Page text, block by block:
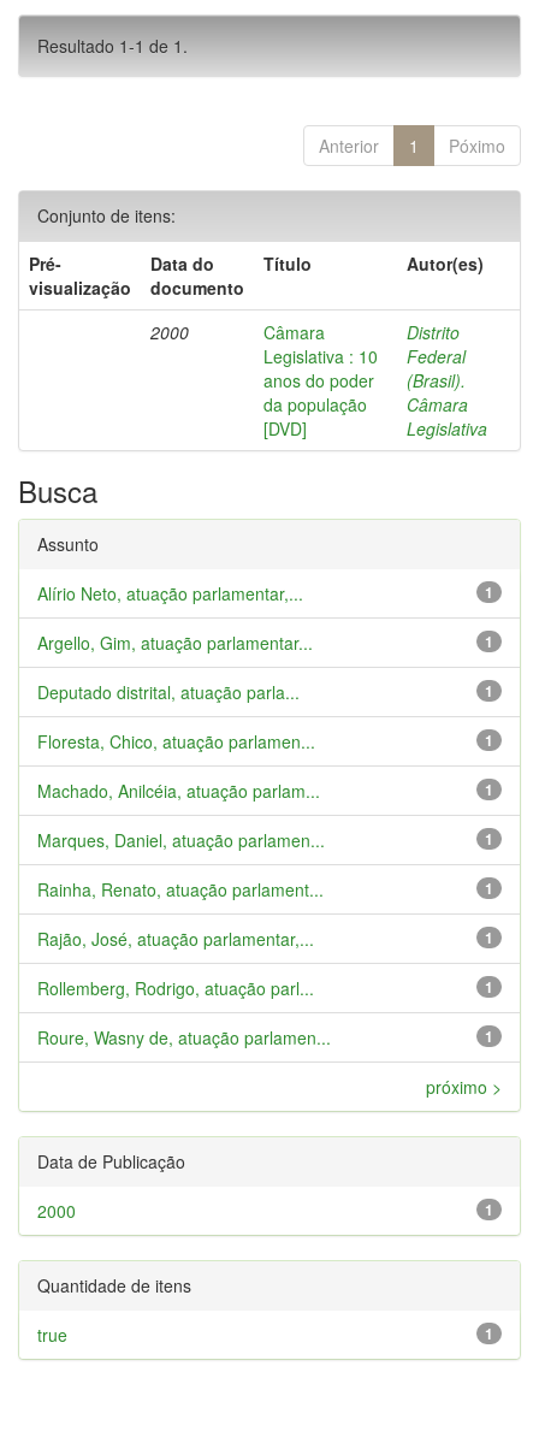
Resultado 1-1 de 1.
Anterior 1 Póximo
Conjunto de itens:
Pré-
visualização
Data do
documento
Título Autor(es)
2000
Câmara
Legislativa : 10
anos do poder
da população
[DVD]
Distrito
Federal
(Brasil).
Câmara
Legislativa
Busca
Assunto
1
Alírio Neto, atuação parlamentar,...
1
Argello, Gim, atuação parlamentar...
1
Deputado distrital, atuação parla...
1
Floresta, Chico, atuação parlamen...
1
Machado, Anilcéia, atuação parlam...
1
Marques, Daniel, atuação parlamen...
1
Rainha, Renato, atuação parlament...
1
Rajão, José, atuação parlamentar,...
1
Rollemberg, Rodrigo, atuação parl...
1
Roure, Wasny de, atuação parlamen...
próximo >
Data de Publicação
1
2000
Quantidade de itens
1
true